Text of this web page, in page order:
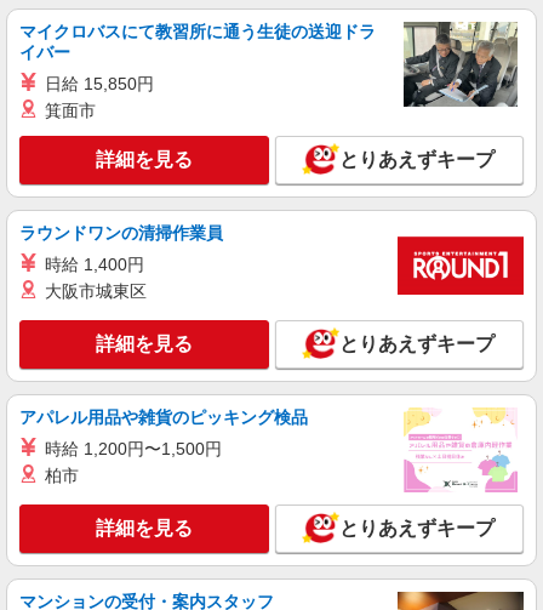
マイクロバスにて教習所に通う生徒の送迎ドラ
イバー
日給 15,850円
箕面市
詳細を見る とりあえずキープ
ラウンドワンの清掃作業員
時給 1,400円
大阪市城東区
詳細を見る とりあえずキープ
アパレル用品や雑貨のピッキング検品
時給 1,200円〜1,500円
柏市
詳細を見る とりあえずキープ
マンションの受付・案内スタッフ